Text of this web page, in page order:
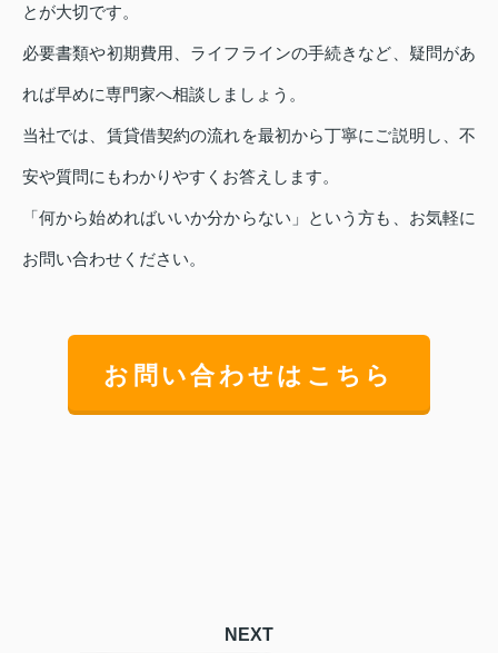
とが大切です。
必要書類や初期費用、ライフラインの手続きなど、疑問があ
れば早めに専門家へ相談しましょう。
当社では、賃貸借契約の流れを最初から丁寧にご説明し、不
安や質問にもわかりやすくお答えします。
「何から始めればいいか分からない」という方も、お気軽に
お問い合わせください。
お問い合わせはこちら
NEXT